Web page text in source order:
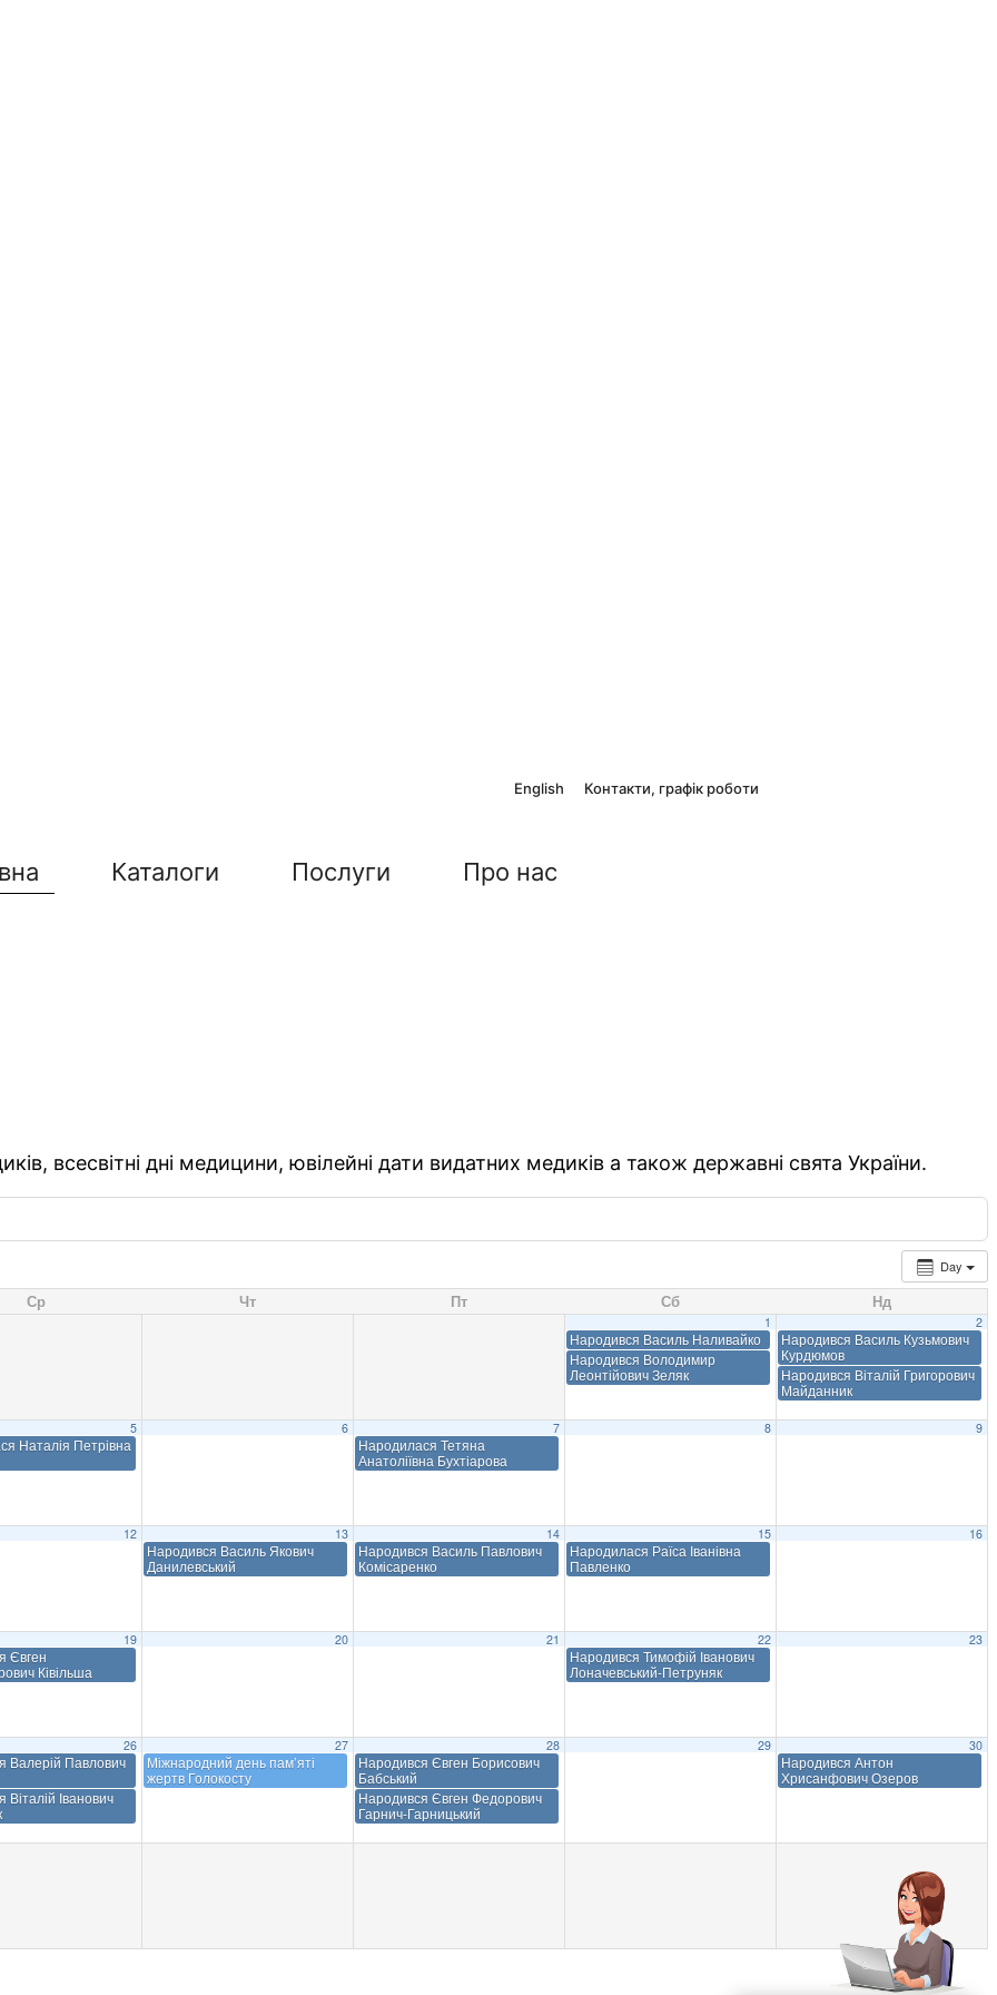
English Контакти, графік роботи
Каталоги Послуги Про нас
всесвітні дні медицини, ювілейні дати видатних медиків а також державні свята України.
Day
Ср Чт Пт Сб Нд
1
Народився Василь Наливайко
Народився Володимир
Леонтійович Зеляк
2
Народився Василь Кузьмович
Курдюмов
Народився Віталій Григорович
Майданник
5
Наталія Петрівна
6 7
Народилася Тетяна
Анатоліївна Бухтіарова
8 9
12 13
Народився Василь Якович
Данилевський
14
Народився Василь Павлович
Комісаренко
15
Народилася Раїса Іванівна
Павленко
16
19
Євген
Ківільша
20 21 22
Народився Тимофій Іванович
Лоначевський-Петруняк
23
26
Валерій Павлович
Іванович
27
Міжнародний день пам’яті
жертв Голокосту
28
Народився Євген Борисович
Бабський
Народився Євген Федорович
Гарнич-Гарницький
29 30
Народився Антон
Хрисанфович Озеров